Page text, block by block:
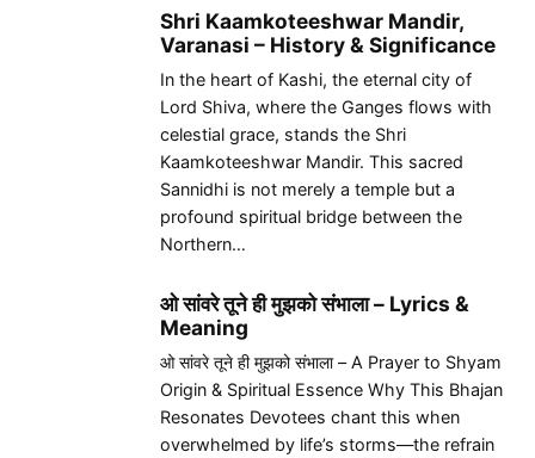
Shri Kaamkoteeshwar Mandir,
Varanasi – History & Significance
In the heart of Kashi, the eternal city of
Lord Shiva, where the Ganges flows with
celestial grace, stands the Shri
Kaamkoteeshwar Mandir. This sacred
Sannidhi is not merely a temple but a
profound spiritual bridge between the
Northern…
ओ सांवरे तूने ही मुझको संभाला – Lyrics &
Meaning
ओ सांवरे तूने ही मुझको संभाला – A Prayer to Shyam
Origin & Spiritual Essence Why This Bhajan
Resonates Devotees chant this when
overwhelmed by life’s storms—the refrain